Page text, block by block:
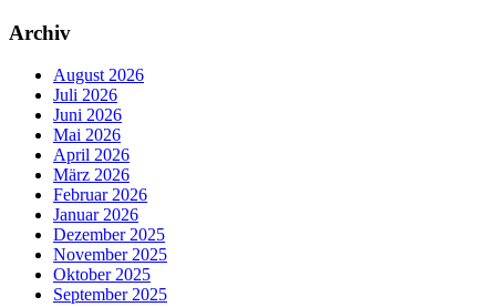
Archiv
August 2026
Juli 2026
Juni 2026
Mai 2026
April 2026
März 2026
Februar 2026
Januar 2026
Dezember 2025
November 2025
Oktober 2025
September 2025